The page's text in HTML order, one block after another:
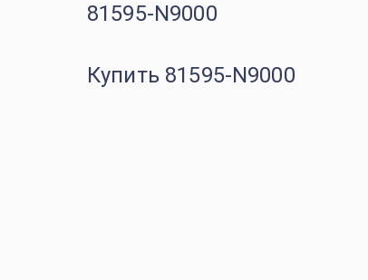
81595-N9000
Купить 81595-N9000